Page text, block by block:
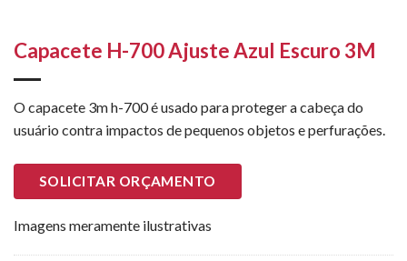
Capacete H-700 Ajuste Azul Escuro 3M
O capacete 3m h-700 é usado para proteger a cabeça do
usuário contra impactos de pequenos objetos e perfurações.
SOLICITAR ORÇAMENTO
Imagens meramente ilustrativas